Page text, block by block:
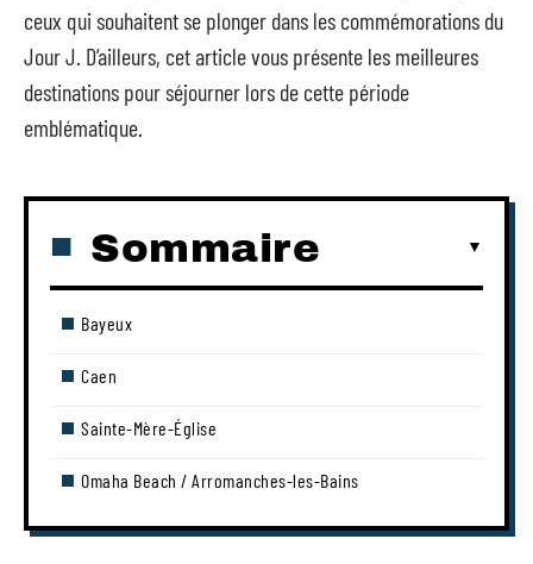
ceux qui souhaitent se plonger dans les commémorations du
Jour J. D’ailleurs, cet article vous présente les meilleures
destinations pour séjourner lors de cette période
emblématique.
Sommaire
Bayeux
Caen
Sainte-Mère-Église
Omaha Beach / Arromanches-les-Bains